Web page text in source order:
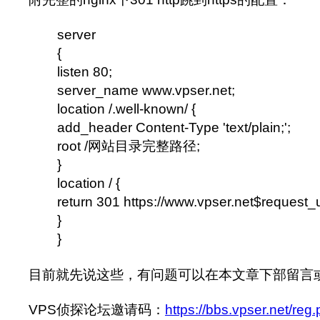
server
{
listen 80;
server_name www.vpser.net;
location /.well-known/ {
add_header Content-Type 'text/plain;';
root /网站目录完整路径;
}
location / {
return 301 https://
}
}
目前就先说这些，有问题可以在本文章下部留言
VPS侦探论坛邀请码： https://bbs.vpser.net/